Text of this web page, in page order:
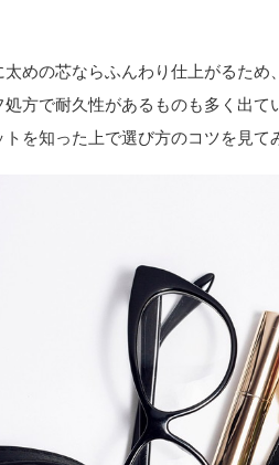
太めの芯ならふんわり仕上がるた
処方で耐久性があるものも多く出
トを知った上で選び方のコツを見て